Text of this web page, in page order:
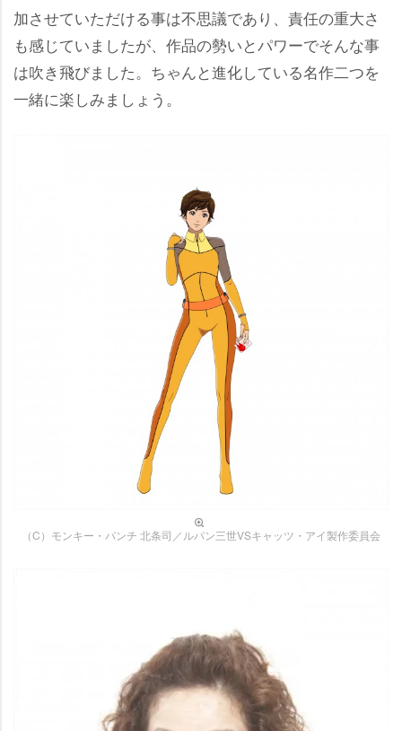
加させていただける事は不思議であり、責任の重大さ
も感じていましたが、作品の勢いとパワーでそんな事
は吹き飛びました。ちゃんと進化している名作二つを
一緒に楽しみましょう。
（C）モンキー・パンチ 北条司／ルパン三世VSキャッツ・アイ製作委員会